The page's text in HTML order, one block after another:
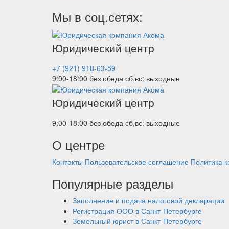
Мы в соц.сетях:
Юридический центр
+7 (921) 918-63-59
9:00-18:00 без обеда сб,вс: выходные
Юридический центр
9:00-18:00 без обеда сб,вс: выходные
О центре
Контакты Пользовательское соглашение Политика
Популярные разделы
Заполнение и подача налоговой декларации
Регистрация ООО в Санкт-Петербурге
Земельный юрист в Санкт-Петербурге